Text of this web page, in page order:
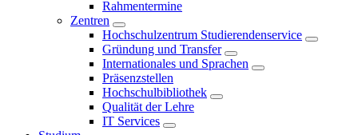
Rahmentermine
Zentren
Hochschulzentrum Studierendenservice
Gründung und Transfer
Internationales und Sprachen
Präsenzstellen
Hochschulbibliothek
Qualität der Lehre
IT Services